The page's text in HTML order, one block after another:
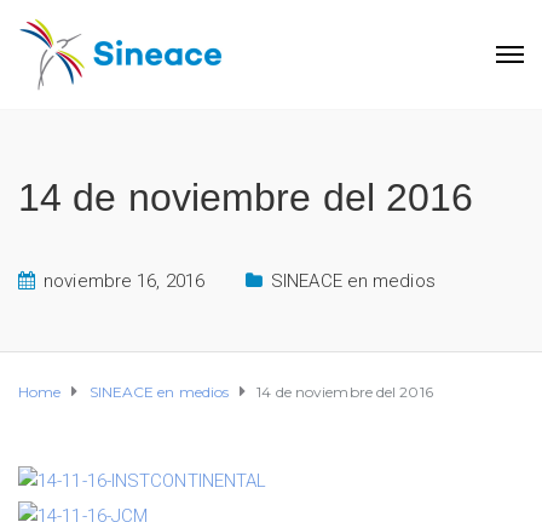
14 de noviembre del 2016
noviembre 16, 2016 SINEACE en medios
Home SINEACE en medios 14 de noviembre del 2016